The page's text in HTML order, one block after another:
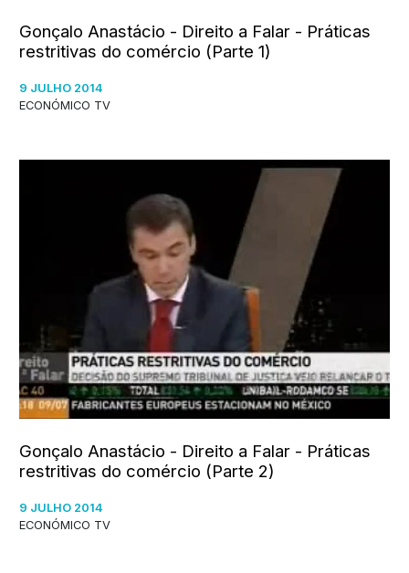
Gonçalo Anastácio - Direito a Falar - Práticas
restritivas do comércio (Parte 1)
9 JULHO 2014
ECONÓMICO TV
Gonçalo Anastácio - Direito a Falar - Práticas
restritivas do comércio (Parte 2)
9 JULHO 2014
ECONÓMICO TV